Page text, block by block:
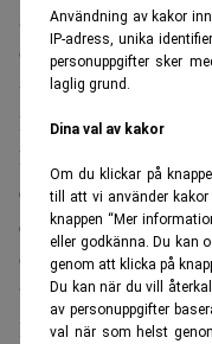
Användning av kakor
IP-adress, unika
personuppgifter sker
laglig grund.
Dina val av kakor
Om du klickar på
till att vi använder
knappen “Mer
eller godkänna. Du kan
genom att klicka på
Du kan när du vill
av personuppgifter
val när som helst
arvoden nådde 207
Goldman Sach vann
utan för att de
Banken tjänade i
kan jämföras med
enbart inkasserade en
euro och därmed
Goldman Sachs
bankaffärer. En av
HVB Group, årets